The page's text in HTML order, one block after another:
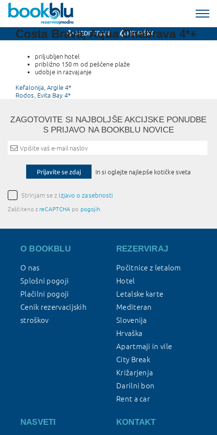
MEDITERAN HRVAŠKA
Costa Brava, Aqua Onabrava 4*+
priljubljen hotel
približno 150 m od peščene plaže
udobje in razvajanje
Post
navigation
Kefalonija, Argile 4*
Rodos, Evita Bay 4*
ZAGOTOVITE SI NAJBOLJŠE AKCIJSKE PONUDBE
S PRIJAVO NA BOOKBLU NOVICE
Prijavite se zdaj In si oglejte najlepše kotičke sveta
Strinjam se z izjavo o zasebnosti
Zaščiteno z reCAPTCHA po pogojih
O BOOKBLU
O nas
Splošni pogoji
Plačilni pogoji
Cenik rezervacijskih
stroškov
NASVETI
REZERVIRAJ
Počitnice z letalom
Hotel
Letalske karte
Mediteran
Slovenija
Hrvaška
Apartmaji in vile
City Break
Križarjenja
Darilni bon
Rent a car
KONTAKT